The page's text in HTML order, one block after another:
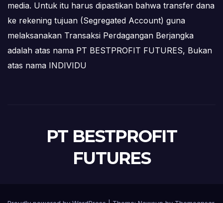
media. Untuk itu harus dipastikan bahwa transfer dana
ke rekening tujuan (Segregated Account) guna
melaksanakan Transaksi Perdagangan Berjangka
adalah atas nama PT BESTPROFIT FUTURES, Bukan
atas nama INDIVIDU
PT BESTPROFIT
FUTURES